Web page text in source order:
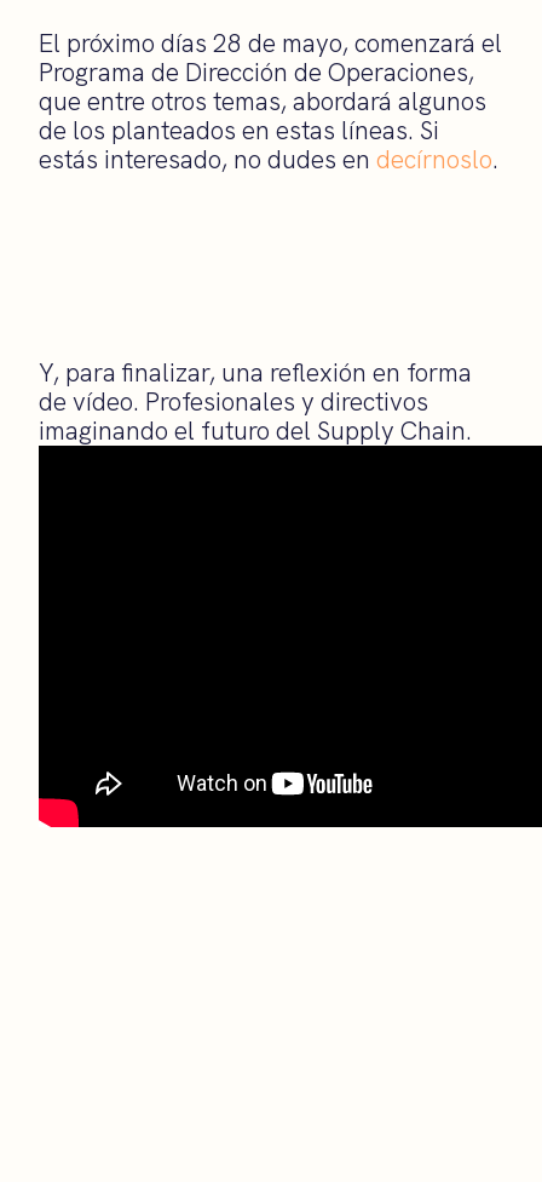
El próximo días 28 de mayo, comenzará el
Programa de Dirección de Operaciones,
que entre otros temas, abordará algunos
de los planteados en estas líneas. Si
estás interesado, no dudes en decírnoslo.
Y, para finalizar, una reflexión en forma
de vídeo. Profesionales y directivos
imaginando el futuro del Supply Chain.